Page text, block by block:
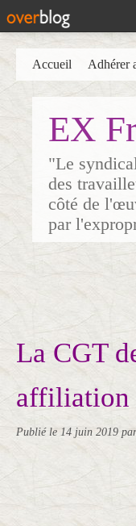
EX
"Le
des
côté de
par
Accueil Adhérer
La CGT
affiliation
Publié le 14 juin 2019